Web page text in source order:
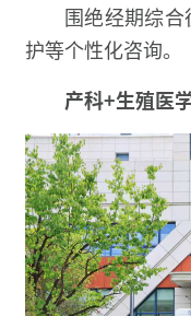
围绝经期综
护等个性化咨询。
产科+生殖医